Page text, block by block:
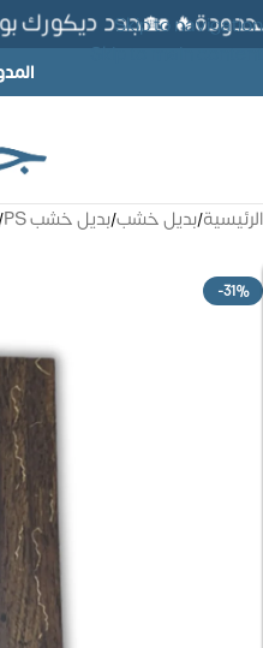
Skip to navigation
Skip to main content
🏡جدد ديكورك بورق
الرئيسية/بديل خشب/بديل خشب PS
-31%